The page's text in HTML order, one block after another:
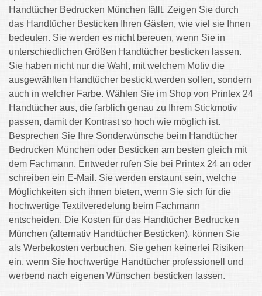
Handtücher Bedrucken München fällt. Zeigen Sie durch
das Handtücher Besticken Ihren Gästen, wie viel sie Ihnen
bedeuten. Sie werden es nicht bereuen, wenn Sie in
unterschiedlichen Größen Handtücher besticken lassen.
Sie haben nicht nur die Wahl, mit welchem Motiv die
ausgewählten Handtücher bestickt werden sollen, sondern
auch in welcher Farbe. Wählen Sie im Shop von Printex 24
Handtücher aus, die farblich genau zu Ihrem Stickmotiv
passen, damit der Kontrast so hoch wie möglich ist.
Besprechen Sie Ihre Sonderwünsche beim Handtücher
Bedrucken München oder Besticken am besten gleich mit
dem Fachmann. Entweder rufen Sie bei Printex 24 an oder
schreiben ein E-Mail. Sie werden erstaunt sein, welche
Möglichkeiten sich ihnen bieten, wenn Sie sich für die
hochwertige Textilveredelung beim Fachmann
entscheiden. Die Kosten für das Handtücher Bedrucken
München (alternativ Handtücher Besticken), können Sie
als Werbekosten verbuchen. Sie gehen keinerlei Risiken
ein, wenn Sie hochwertige Handtücher professionell und
werbend nach eigenen Wünschen besticken lassen.